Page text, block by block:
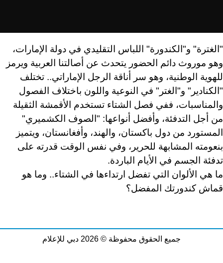
"الغترة" و"الكندورة" اللباس التقليدي في دولة الإمارات،
وهو موروث دائم الحضور يتحدث عن أصالتنا العربية ويرمز
للهوية الوطنية، وهو سر أناقة الرجل الإماراتي.. تختلف
"الكنادير" و"الغتر" في النوعية واللون باختلاف الفصول
والمناسبات، ففي فصل الشتاء تستخدم الأقمشة الثقيلة
من أجل التدفئة، وأفضل أنواعها: "الصوف الكشميري"
المستورد من دول باكستان، والهند، وأفغانستان، ويتميز
بنعومته المشابهة للحرير، وفي نفس الوقت قدرته على
تدفئة الجسم في الأيام الباردة.
ما هي الألوان التي تفضل ارتداءها في الشتاء.. وما هو
قماش كندورتك المفضل؟
جميع الحقوق محفوظة © 2026 دبي للإعلام